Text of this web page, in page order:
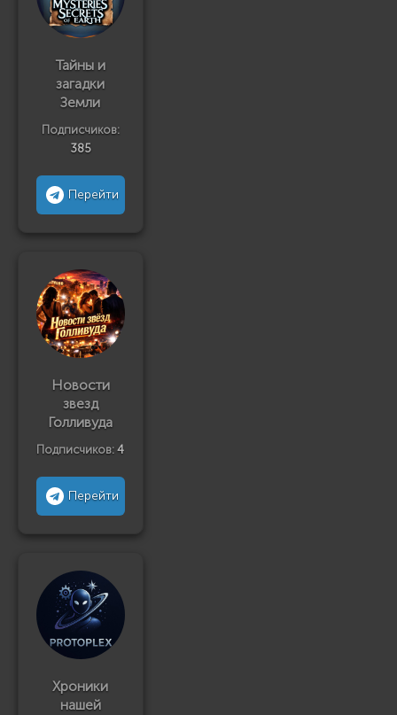
Тайны и
загадки
Земли
Подписчиков:
385
Перейти
Новости
звезд
Голливуда
Подписчиков:4
Перейти
Хроники
нашей